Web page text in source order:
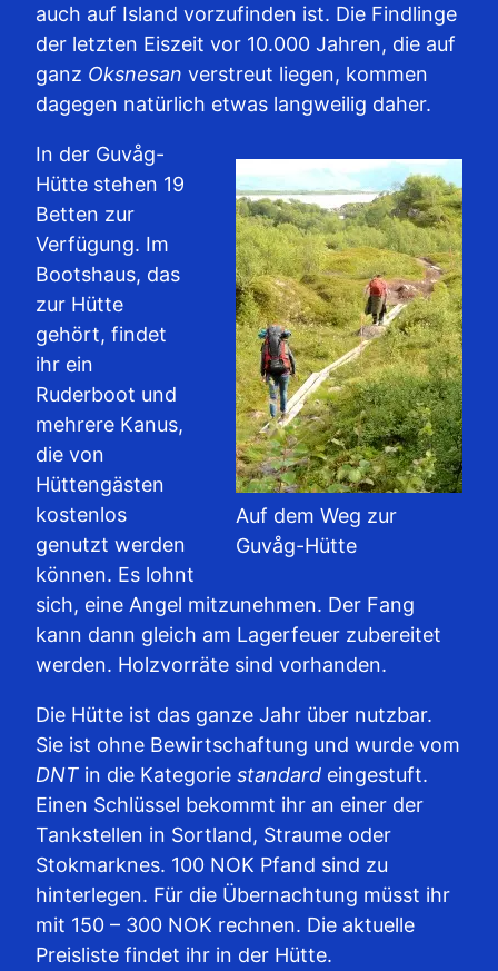
auch auf Island vorzufinden ist. Die Findlinge
der letzten Eiszeit vor 10.000 Jahren, die auf
ganz Oksnesan verstreut liegen, kommen
dagegen natürlich etwas langweilig daher.
Auf dem Weg zur
Guvåg-Hütte
In der Guvåg-
Hütte stehen 19
Betten zur
Verfügung. Im
Bootshaus, das
zur Hütte
gehört, findet
ihr ein
Ruderboot und
mehrere Kanus,
die von
Hüttengästen
kostenlos
genutzt werden
können. Es lohnt
sich, eine Angel mitzunehmen. Der Fang
kann dann gleich am Lagerfeuer zubereitet
werden. Holzvorräte sind vorhanden.
Die Hütte ist das ganze Jahr über nutzbar.
Sie ist ohne Bewirtschaftung und wurde vom
DNT in die Kategorie standard eingestuft.
Einen Schlüssel bekommt ihr an einer der
Tankstellen in Sortland, Straume oder
Stokmarknes. 100 NOK Pfand sind zu
hinterlegen. Für die Übernachtung müsst ihr
mit 150 – 300 NOK rechnen. Die aktuelle
Preisliste findet ihr in der Hütte.